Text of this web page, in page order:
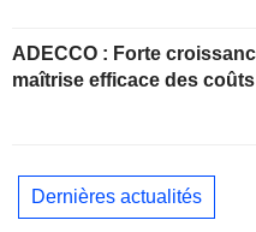
ADECCO : Forte croissance organique et
maîtrise efficace des coûts
Dernières actualités